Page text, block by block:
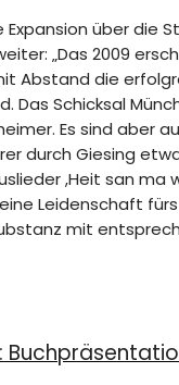
Expansion über die
„Das 2009
Abstand die
Das Schicksal
Es sind aber
durch Giesing etwa
,Heit san ma
Leidenschaft
mit